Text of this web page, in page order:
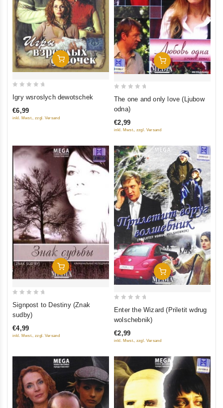
In Den Warenkorb
out
of
Igry wsroslych dewotschek
€6,99
inkl. Mwst., zzgl. Versand
In Den Warenkorb
5
The one and only love (Ljubow
odna)
€2,99
inkl. Mwst., zzgl. Versand
In Den Warenkorb
out
5
Signpost to Destiny (Znak
sudby)
€4,99
inkl. Mwst., zzgl. Versand
In Den Warenkorb
5
Enter the Wizard (Priletit wdrug
wolschebnik)
€2,99
inkl. Mwst., zzgl. Versand